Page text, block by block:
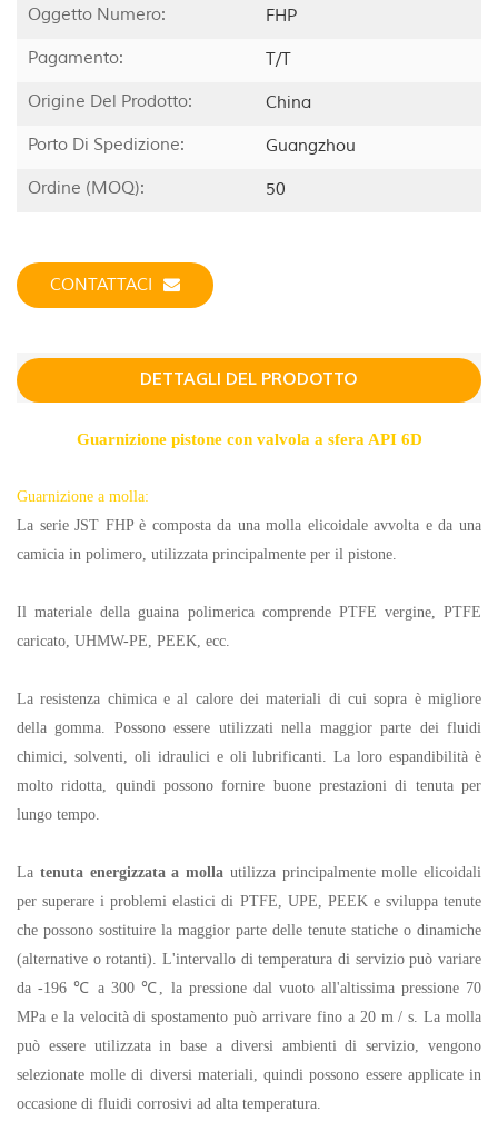
Oggetto Numero:
FHP
Pagamento:
T/T
Origine Del Prodotto:
China
Porto Di Spedizione:
Guangzhou
Ordine (MOQ):
50
CONTATTACI
DETTAGLI DEL PRODOTTO
Guarnizione pistone con valvola a sfera API 6D
Guarnizione a molla:
La serie JST FHP è composta da una molla elicoidale avvolta e da una
camicia in polimero, utilizzata principalmente per il pistone.
Il materiale della guaina polimerica comprende PTFE vergine, PTFE
caricato, UHMW-PE, PEEK, ecc.
La resistenza chimica e al calore dei materiali di cui sopra è migliore
della gomma. Possono essere utilizzati nella maggior parte dei fluidi
chimici, solventi, oli idraulici e oli lubrificanti. La loro espandibilità è
molto ridotta, quindi possono fornire buone prestazioni di tenuta per
lungo tempo.
La tenuta energizzata a molla utilizza principalmente molle elicoidali
per superare i problemi elastici di PTFE, UPE, PEEK e sviluppa tenute
che possono sostituire la maggior parte delle tenute statiche o dinamiche
(alternative o rotanti). L'intervallo di temperatura di servizio può variare
da -196 ℃ a 300 ℃, la pressione dal vuoto all'altissima pressione 70
MPa e la velocità di spostamento può arrivare fino a 20 m / s. La molla
può essere utilizzata in base a diversi ambienti di servizio, vengono
selezionate molle di diversi materiali, quindi possono essere applicate in
occasione di fluidi corrosivi ad alta temperatura.